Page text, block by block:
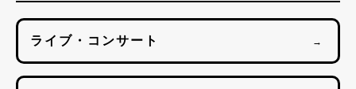
ライブ・コンサート →